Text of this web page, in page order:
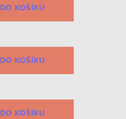
DO KOŠÍKU
DO KOŠÍKU
DO KOŠÍKU